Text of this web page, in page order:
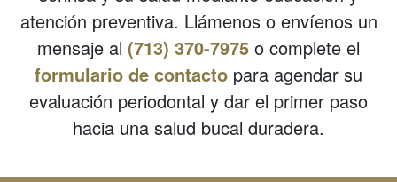
atención preventiva. Llámenos o envíenos un
mensaje al (713) 370-7975 o complete el
formulario de contacto para agendar su
evaluación periodontal y dar el primer paso
hacia una salud bucal duradera.